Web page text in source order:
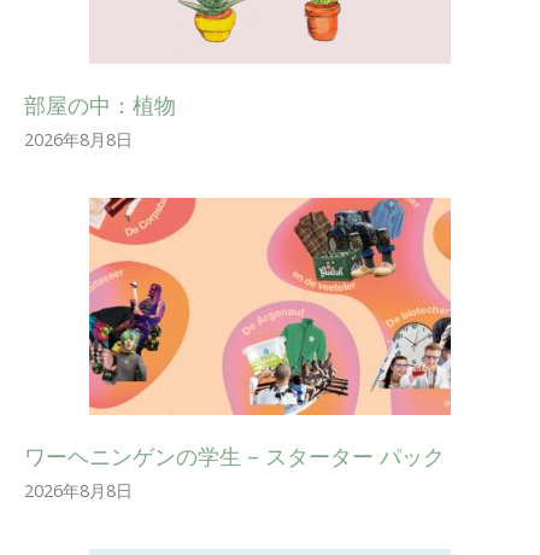
部屋の中：植物
2026年8月8日
ワーヘニンゲンの学生 – スターター パック
2026年8月8日